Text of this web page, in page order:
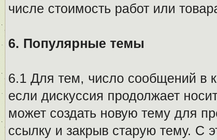
числе стоимость работ или
6. Популярные темы
6.1 Для тем, число сообщений в
если дискуссия продолжает
может создать новую тему для
ссылку и закрыв старую тему. С